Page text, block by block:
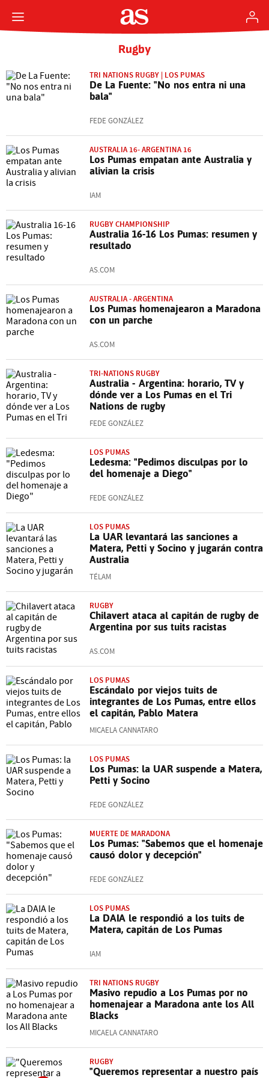
Rugby
TRI NATIONS RUGBY | LOS PUMAS
De La Fuente: "No nos entra ni una
bala"
FEDE GONZÁLEZ
AUSTRALIA 16- ARGENTINA 16
Los Pumas empatan ante Australia y
alivian la crisis
IAM
RUGBY CHAMPIONSHIP
Australia 16-16 Los Pumas: resumen y
resultado
AS.COM
AUSTRALIA - ARGENTINA
Los Pumas homenajearon a Maradona
con un parche
AS.COM
TRI-NATIONS RUGBY
Australia - Argentina: horario, TV y
dónde ver a Los Pumas en el Tri
Nations de rugby
FEDE GONZÁLEZ
LOS PUMAS
Ledesma: "Pedimos disculpas por lo
del homenaje a Diego"
FEDE GONZÁLEZ
LOS PUMAS
La UAR levantará las sanciones a
Matera, Petti y Socino y jugarán contra
Australia
TÉLAM
RUGBY
Chilavert ataca al capitán de rugby de
Argentina por sus tuits racistas
AS.COM
LOS PUMAS
Escándalo por viejos tuits de
integrantes de Los Pumas, entre ellos
el capitán, Pablo Matera
MICAELA CANNATARO
LOS PUMAS
Los Pumas: la UAR suspende a Matera,
Petti y Socino
FEDE GONZÁLEZ
MUERTE DE MARADONA
Los Pumas: "Sabemos que el homenaje
causó dolor y decepción"
FEDE GONZÁLEZ
LOS PUMAS
La DAIA le respondió a los tuits de
Matera, capitán de Los Pumas
IAM
TRI NATIONS RUGBY
Masivo repudio a Los Pumas por no
homenajear a Maradona ante los All
Blacks
MICAELA CANNATARO
RUGBY
"Queremos representar a nuestro país